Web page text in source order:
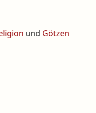
und Götzen